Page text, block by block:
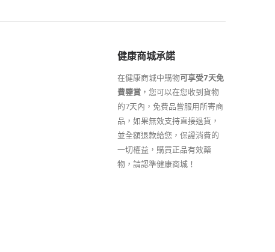
健康商城承諾
在健康商城中購物可享受7天免
費鑒賞 ，您可以在您收到貨物
的7天內，免費品嘗服用所寄商
品，如果無效支持直接退貨，
並全額退款給您，保證消費的
一切權益，購買正品有效藥
物，請認準健康商城！